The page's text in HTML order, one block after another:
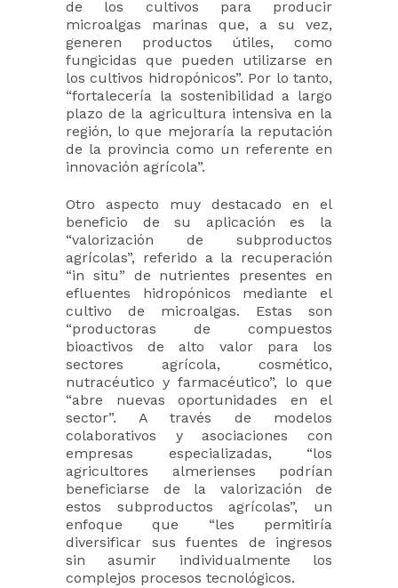
de los cultivos para producir
microalgas marinas que, a su vez,
generen productos útiles, como
fungicidas que pueden utilizarse en
los cultivos hidropónicos”. Por lo tanto,
“fortalecería la sostenibilidad a largo
plazo de la agricultura intensiva en la
región, lo que mejoraría la reputación
de la provincia como un referente en
innovación agrícola”.
Otro aspecto muy destacado en el
beneficio de su aplicación es la
“valorización de subproductos
agrícolas”, referido a la recuperación
“in situ” de nutrientes presentes en
efluentes hidropónicos mediante el
cultivo de microalgas. Estas son
“productoras de compuestos
bioactivos de alto valor para los
sectores agrícola, cosmético,
nutracéutico y farmacéutico”, lo que
“abre nuevas oportunidades en el
sector”. A través de modelos
colaborativos y asociaciones con
empresas especializadas, “los
agricultores almerienses podrían
beneficiarse de la valorización de
estos subproductos agrícolas”, un
enfoque que “les permitiría
diversificar sus fuentes de ingresos
sin asumir individualmente los
complejos procesos tecnológicos.